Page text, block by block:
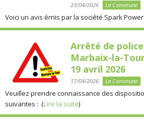
23/04/2026 La Commune
Voici un avis émis par la société Spark
Arrêté de
Marbaix-la-
19 avril 2026
17/04/2026 La Commune
Veuillez prendre connaissance des
suivantes : (Lire la suite)